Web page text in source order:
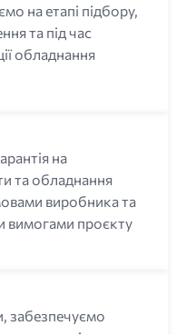
на етапі підбору,
та під час
обладнання
на
та обладнання
виробника та
вимогами проєкту
забезпечуємо